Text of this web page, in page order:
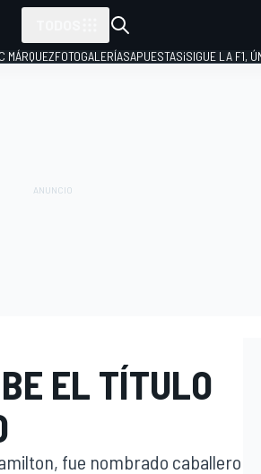
MÁRQUEZFOTOGALERÍASAPUESTAS¡SIGUE LA F1,
EL TÍTULO
fue nombrado caballero